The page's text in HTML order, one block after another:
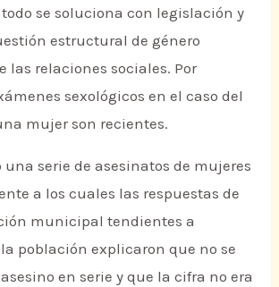
se soluciona con legislación y
estructural de género
las relaciones sociales. Por
sexológicos en el caso del
mujer son recientes.
una serie de asesinatos de mujeres
a los cuales las respuestas de
municipal tendientes a
población explicaron que no se
en serie y que la cifra no era